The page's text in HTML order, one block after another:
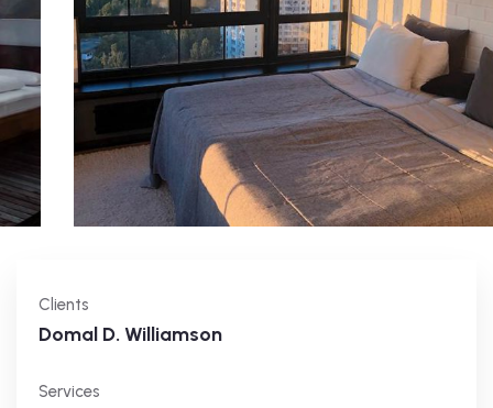
Clients
Domal D. Williamson
Services